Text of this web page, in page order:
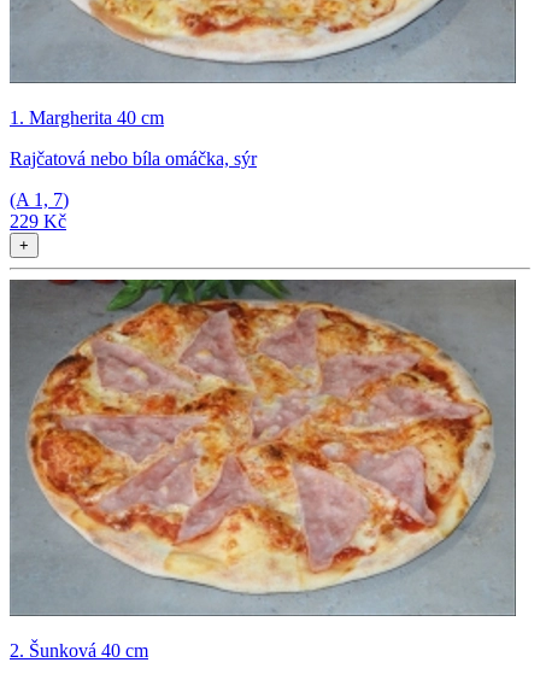
1. Margherita 40 cm
Rajčatová nebo bíla omáčka, sýr
(A 1, 7)
229 Kč
+
2. Šunková 40 cm